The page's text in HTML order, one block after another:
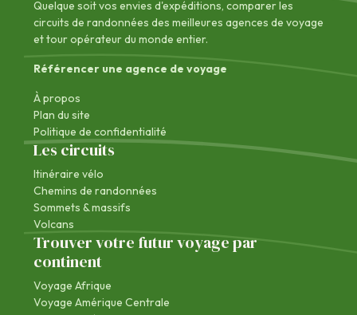
Quelque soit vos envies d'expéditions, comparer les
circuits de randonnées des meilleures agences de voyage
et tour opérateur du monde entier.
Référencer une agence de voyage
À propos
Plan du site
Politique de confidentialité
Les circuits
Itinéraire vélo
Chemins de randonnées
Sommets & massifs
Volcans
Trouver votre futur voyage par
continent
Voyage Afrique
Voyage Amérique Centrale